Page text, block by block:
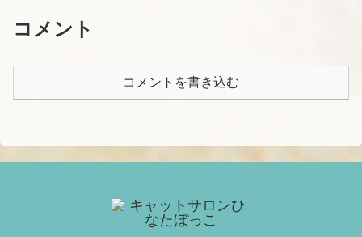
コメント
コメントを書き込む